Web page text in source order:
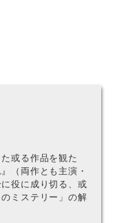
或る作品を観た
（両作とも主演・
役に成り切る、或
ミステリー」の解